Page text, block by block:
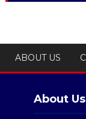
ABOUT US
About Us